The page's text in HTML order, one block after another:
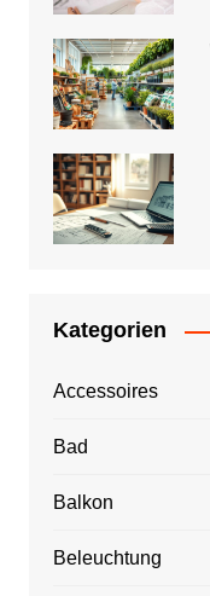
Kategorien
Accessoires
Bad
Balkon
Beleuchtung